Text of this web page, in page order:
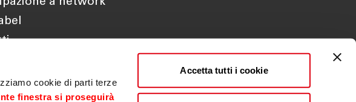
cookie di parti terze
finestra si proseguirà
Accetta tutti i cookie